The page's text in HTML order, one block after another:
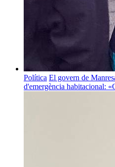
Política El govern de
d'emergència habitacional: